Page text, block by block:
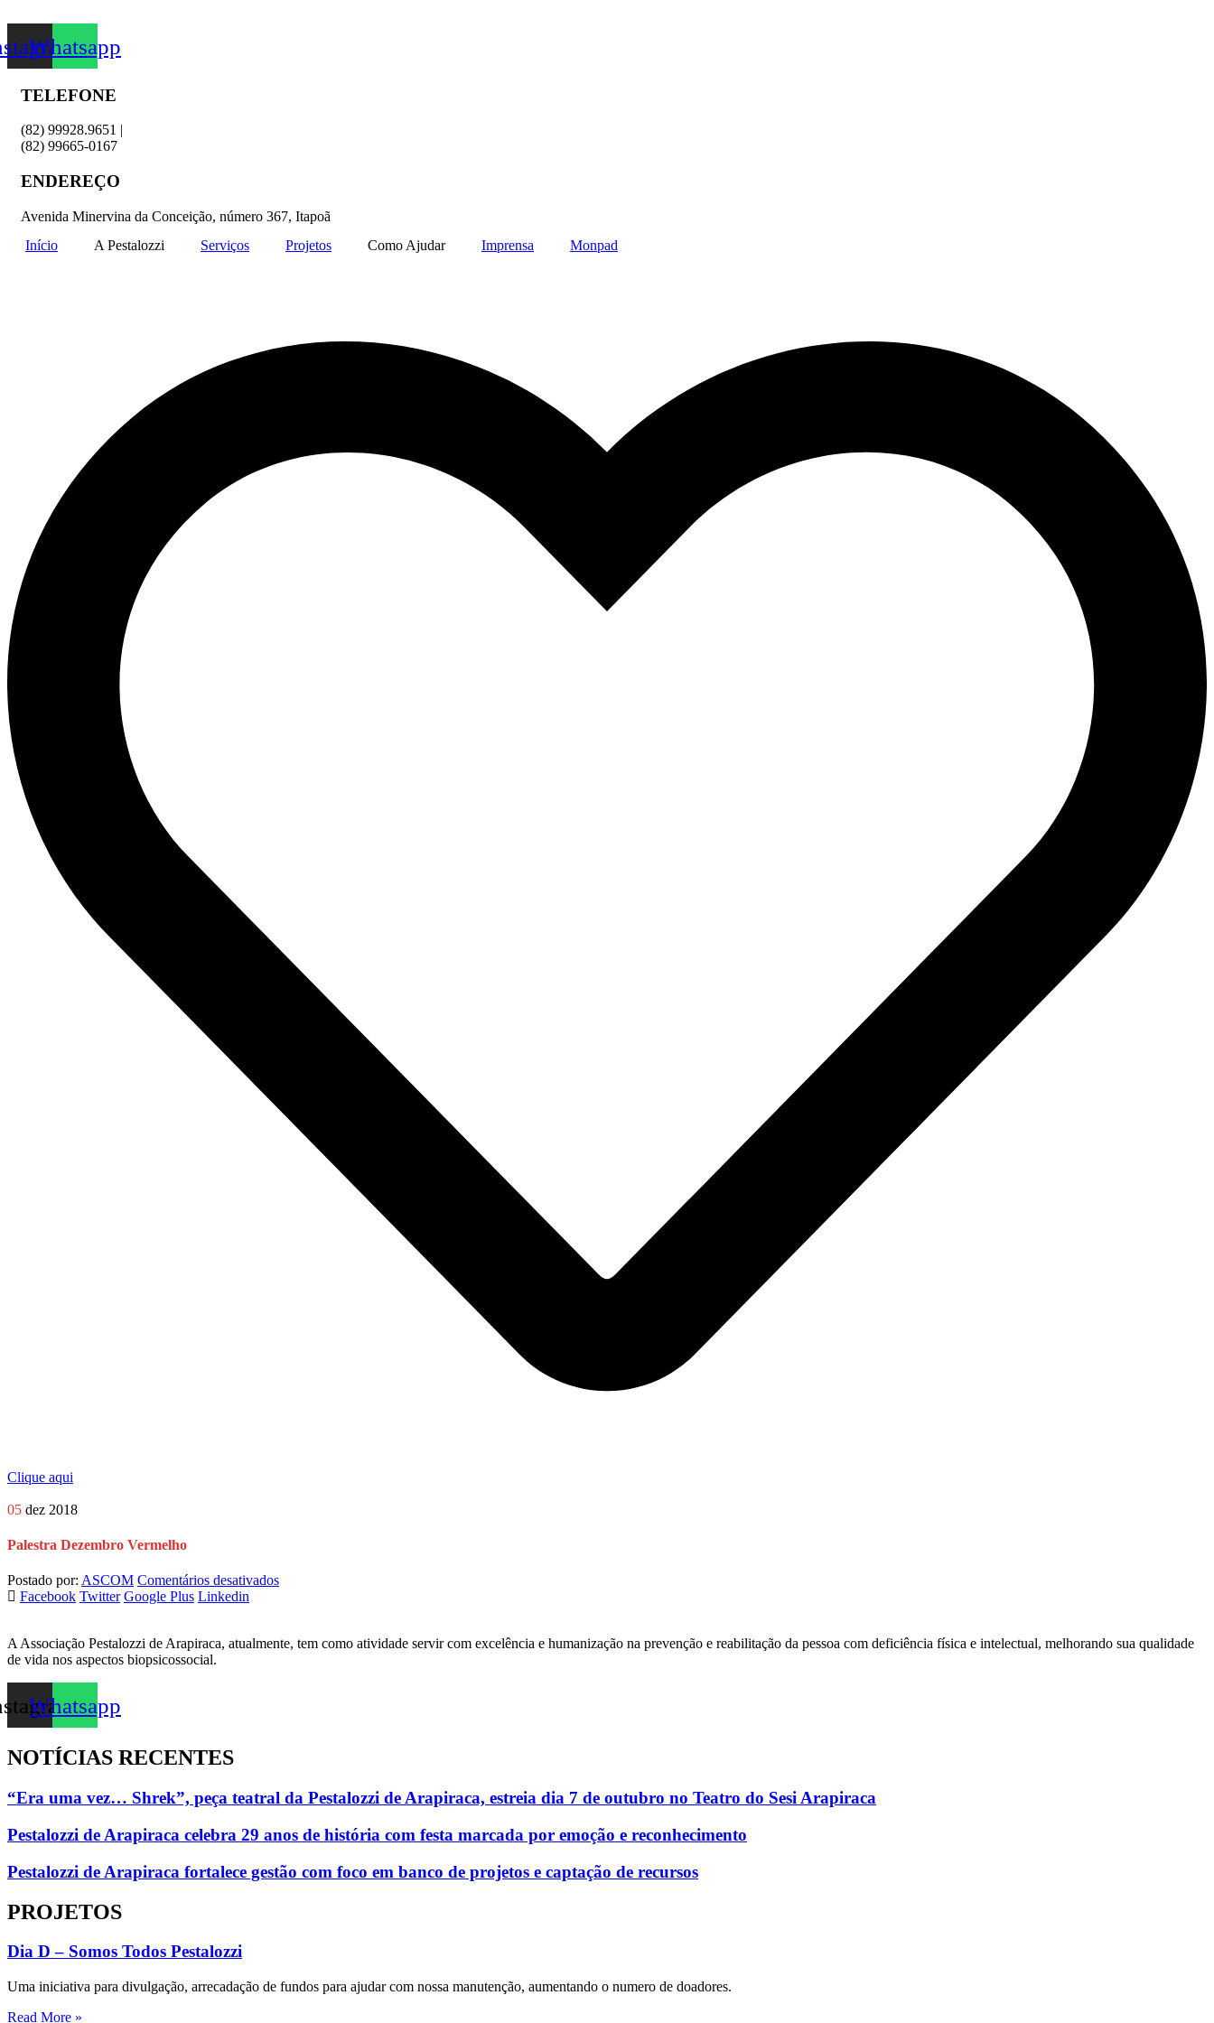
Whatsapp
TELEFONE
(82) 99928.9651 |
(82) 99665-0167
ENDEREÇO
Avenida Minervina da Conceição, número 367, Itapoã
Início
A Pestalozzi Serviços Projetos Como Ajudar Imprensa Monpad
Clique aqui
05 dez 2018
Palestra Dezembro Vermelho
Postado por: ASCOM Comentários desativadosem
Facebook Twitter Google Plus Linkedin
A Associação Pestalozzi de Arapiraca, atualmente, tem como atividade servir com excelência e humanização na prevenção e reabilitação da pessoa com deficiência física e intelectual, melhorando sua qualidade
de vida nos aspectos biopsicossocial.
Whatsapp
NOTÍCIAS RECENTES
“Era uma vez… Shrek”, peça teatral da Pestalozzi de Arapiraca, estreia dia 7 de outubro no Teatro do Sesi Arapiraca
Pestalozzi de Arapiraca celebra 29 anos de história com festa marcada por emoção e reconhecimento
Pestalozzi de Arapiraca fortalece gestão com foco em banco de projetos e captação de recursos
PROJETOS
Dia D – Somos Todos Pestalozzi
Uma iniciativa para divulgação, arrecadação de fundos para ajudar com nossa manutenção, aumentando o numero de doadores.
Read More »